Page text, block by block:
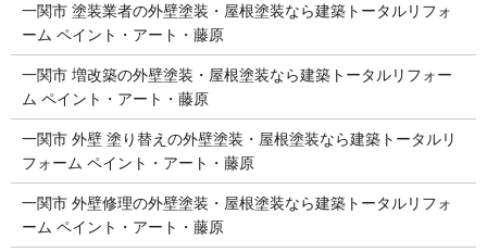
一関市 塗装業者の外壁塗装・屋根塗装なら建築トータルリフォ
ーム ペイント・アート・藤原
一関市 増改築の外壁塗装・屋根塗装なら建築トータルリフォー
ム ペイント・アート・藤原
一関市 外壁 塗り替えの外壁塗装・屋根塗装なら建築トータルリ
フォーム ペイント・アート・藤原
一関市 外壁修理の外壁塗装・屋根塗装なら建築トータルリフォ
ーム ペイント・アート・藤原